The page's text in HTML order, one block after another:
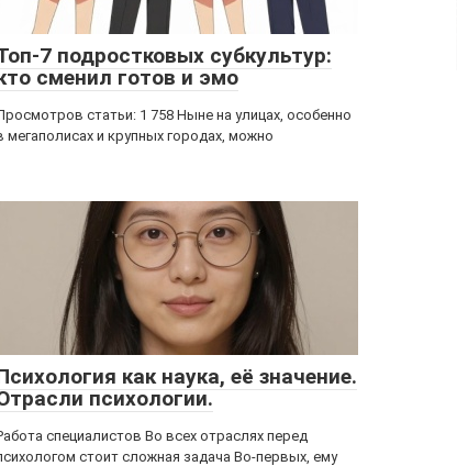
7 подростковых субкультур:
сменил готов и эмо
статьи: 1 758 Ныне на улицах, особенно
мегаполисах и крупных городах, можно
как наука, её значение.
психологии.
специалистов Во всех отраслях перед
стоит сложная задача Во-первых, ему